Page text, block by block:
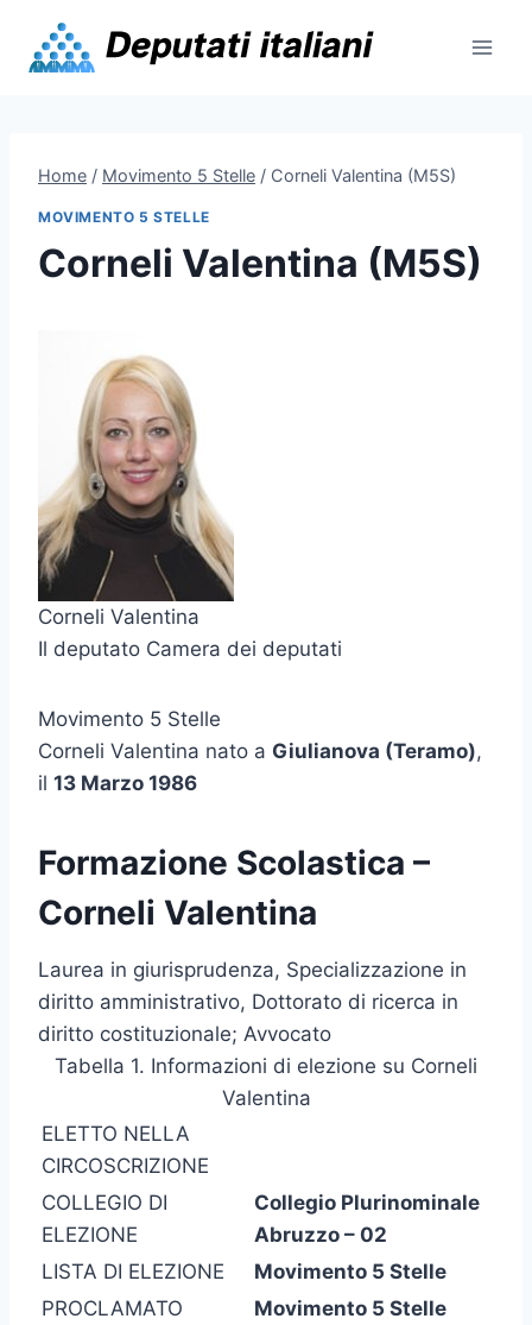
content
Home / Movimento 5 Stelle / Corneli Valentina (M5S)
MOVIMENTO 5 STELLE
Corneli Valentina (M5S)
Corneli Valentina
Il deputato Camera dei deputati
Movimento 5 Stelle
Corneli Valentina nato a Giulianova (Teramo),
il 13 Marzo 1986
Formazione Scolastica –
Corneli Valentina
Laurea in giurisprudenza, Specializzazione in
diritto amministrativo, Dottorato di ricerca in
diritto costituzionale; Avvocato
Tabella 1. Informazioni di elezione su Corneli
Valentina
ELETTO NELLA
CIRCOSCRIZIONE
COLLEGIO DI
ELEZIONE
Collegio Plurinominale
Abruzzo – 02
LISTA DI ELEZIONE
Movimento 5 Stelle
PROCLAMATO
Movimento 5 Stelle